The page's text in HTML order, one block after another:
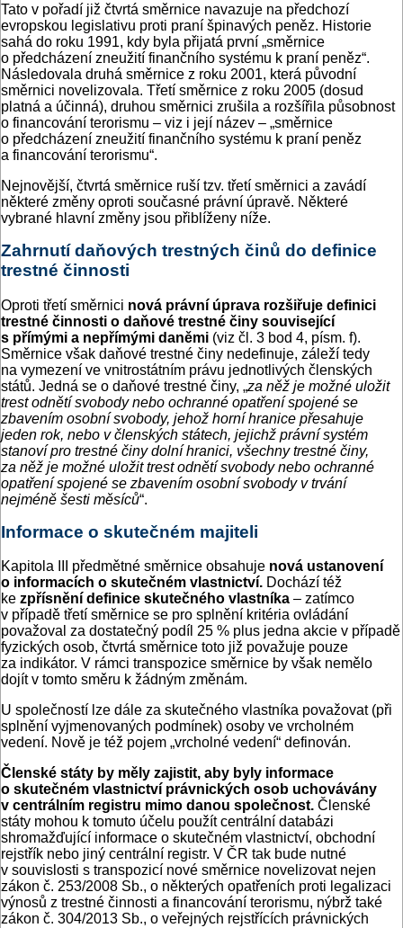
Tato v pořadí již čtvrtá směrnice navazuje na předchozí
evropskou legislativu proti praní špinavých peněz. Historie
sahá do roku 1991, kdy byla přijatá první „směrnice
o předcházení zneužití finančního systému k praní peněz“.
Následovala druhá směrnice z roku 2001, která původní
směrnici novelizovala. Třetí směrnice z roku 2005 (dosud
platná a účinná), druhou směrnici zrušila a rozšířila působnost
o financování terorismu – viz i její název – „směrnice
o předcházení zneužití finančního systému k praní peněz
a financování terorismu“.
Nejnovější, čtvrtá směrnice ruší tzv. třetí směrnici a zavádí
některé změny oproti současné právní úpravě. Některé
vybrané hlavní změny jsou přiblíženy níže.
Zahrnutí daňových trestných činů do definice
trestné činnosti
Oproti třetí směrnici nová právní úprava rozšiřuje definici
trestné činnosti o daňové trestné činy související
s přímými a nepřímými daněmi (viz čl. 3 bod 4, písm. f).
Směrnice však daňové trestné činy nedefinuje, záleží tedy
na vymezení ve vnitrostátním právu jednotlivých členských
států. Jedná se o daňové trestné činy, „za něž je možné uložit
trest odnětí svobody nebo ochranné opatření spojené se
zbavením osobní svobody, jehož horní hranice přesahuje
jeden rok, nebo v členských státech, jejichž právní systém
stanoví pro trestné činy dolní hranici, všechny trestné činy,
za něž je možné uložit trest odnětí svobody nebo ochranné
opatření spojené se zbavením osobní svobody v trvání
nejméně šesti měsíců“.
Informace o skutečném majiteli
Kapitola III předmětné směrnice obsahuje nová ustanovení
o informacích o skutečném vlastnictví. Dochází též
ke zpřísnění definice skutečného vlastníka – zatímco
v případě třetí směrnice se pro splnění kritéria ovládání
považoval za dostatečný podíl 25 % plus jedna akcie v případě
fyzických osob, čtvrtá směrnice toto již považuje pouze
za indikátor. V rámci transpozice směrnice by však nemělo
dojít v tomto směru k žádným změnám.
U společností lze dále za skutečného vlastníka považovat (při
splnění vyjmenovaných podmínek) osoby ve vrcholném
vedení. Nově je též pojem „vrcholné vedení“ definován.
Členské státy by měly zajistit, aby byly informace
o skutečném vlastnictví právnických osob uchovávány
v centrálním registru mimo danou společnost. Členské
státy mohou k tomuto účelu použít centrální databázi
shromažďující informace o skutečném vlastnictví, obchodní
rejstřík nebo jiný centrální registr. V ČR tak bude nutné
v souvislosti s transpozicí nové směrnice novelizovat nejen
zákon č. 253/2008 Sb., o některých opatřeních proti legalizaci
výnosů z trestné činnosti a financování terorismu, nýbrž také
zákon č. 304/2013 Sb., o veřejných rejstřících právnických